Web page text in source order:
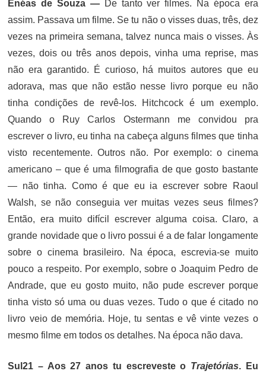
Enéas de Souza —
De tanto ver filmes. Na época era
assim. Passava um filme. Se tu não o visses duas, três, dez
vezes na primeira semana, talvez nunca mais o visses. Às
vezes, dois ou três anos depois, vinha uma reprise, mas
não era garantido. É curioso, há muitos autores que eu
adorava, mas que não estão nesse livro porque eu não
tinha condições de revê-los. Hitchcock é um exemplo.
Quando o Ruy Carlos Ostermann me convidou pra
escrever o livro, eu tinha na cabeça alguns filmes que tinha
visto recentemente. Outros não. Por exemplo: o cinema
americano – que é uma filmografia de que gosto bastante
— não tinha. Como é que eu ia escrever sobre Raoul
Walsh, se não conseguia ver muitas vezes seus filmes?
Então, era muito difícil escrever alguma coisa. Claro, a
grande novidade que o livro possui é a de falar longamente
sobre o cinema brasileiro. Na época, escrevia-se muito
pouco a respeito. Por exemplo, sobre o Joaquim Pedro de
Andrade, que eu gosto muito, não pude escrever porque
tinha visto só uma ou duas vezes. Tudo o que é citado no
livro veio de memória. Hoje, tu sentas e vê vinte vezes o
mesmo filme em todos os detalhes. Na época não dava.
Sul21 – Aos 27 anos tu escreveste o Trajetórias. Eu